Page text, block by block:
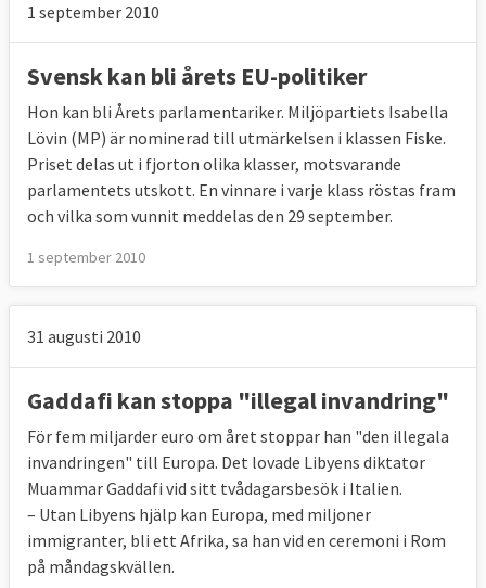
1 september 2010
Svensk kan bli årets EU-politiker
Hon kan bli Årets parlamentariker. Miljöpartiets Isabella
Lövin (MP) är nominerad till utmärkelsen i klassen Fiske.
Priset delas ut i fjorton olika klasser, motsvarande
parlamentets utskott. En vinnare i varje klass röstas fram
och vilka som vunnit meddelas den 29 september.
1 september 2010
31 augusti 2010
Gaddafi kan stoppa "illegal invandring"
För fem miljarder euro om året stoppar han "den illegala
invandringen" till Europa. Det lovade Libyens diktator
Muammar Gaddafi vid sitt tvådagarsbesök i Italien.
– Utan Libyens hjälp kan Europa, med miljoner
immigranter, bli ett Afrika, sa han vid en ceremoni i Rom
på måndagskvällen.